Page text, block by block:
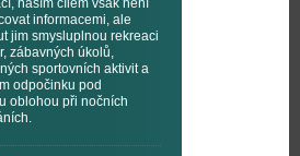
naším cílem však není
informacemi, ale
jim smysluplnou rekreaci
zábavných úkolů,
sportovních aktivit a
odpočinku pod
oblohou při nočních